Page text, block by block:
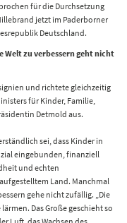
für die Durchsetzung
jetzt im Paderborner
Deutschland.
Welt zu verbessern geht nicht
und richtete gleichzeitig
für Kinder, Familie,
Detmold aus.
sei, dass Kinder in
eingebunden, finanziell
und echten
Land. Manchmal
gehe nicht zufällig. „Die
Das Große geschieht so